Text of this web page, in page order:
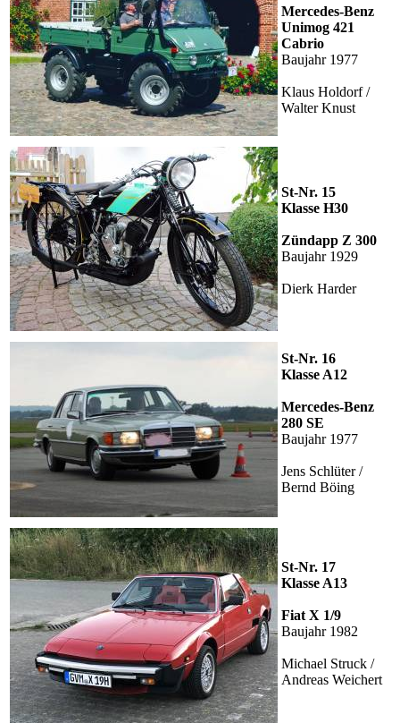
Mercedes-Benz
Unimog 421
Cabrio
Baujahr 1977
Klaus Holdorf /
Walter Knust
St-Nr. 15
Klasse H30
Zündapp Z 300
Baujahr 1929
Dierk Harder
St-Nr. 16
Klasse A12
Mercedes-Benz
280 SE
Baujahr 1977
Jens Schlüter /
Bernd Böing
St-Nr. 17
Klasse A13
Fiat X 1/9
Baujahr 1982
Michael Struck /
Andreas Weichert